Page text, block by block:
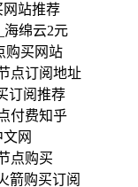
网站推荐
海绵云2元
购买网站
点订阅地址
订阅推荐
付费知乎
网
点购买
箭购买订阅